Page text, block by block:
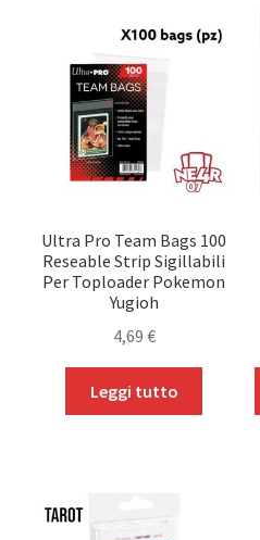
Ultra Pro Team Bags 100
Reseable Strip Sigillabili
Per Toploader Pokemon
Yugioh
4,69 €
Leggi tutto